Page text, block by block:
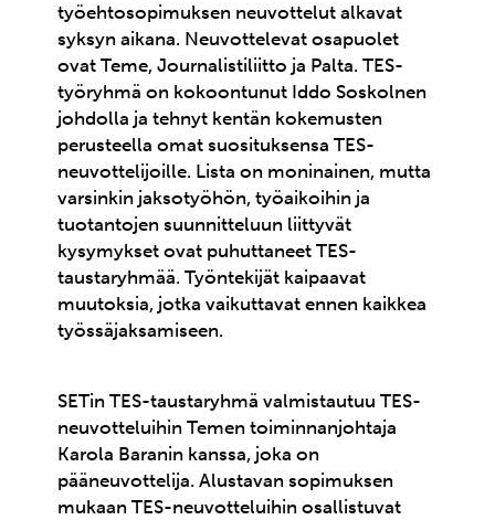
työehtosopimuksen neuvottelut alkavat
syksyn aikana. Neuvottelevat osapuolet
ovat Teme, Journalistiliitto ja Palta. TES-
työryhmä on kokoontunut Iddo Soskolnen
johdolla ja tehnyt kentän kokemusten
perusteella omat suosituksensa TES-
neuvottelijoille. Lista on moninainen, mutta
varsinkin jaksotyöhön, työaikoihin ja
tuotantojen suunnitteluun liittyvät
kysymykset ovat puhuttaneet TES-
taustaryhmää. Työntekijät kaipaavat
muutoksia, jotka vaikuttavat ennen kaikkea
työssäjaksamiseen.
SETin TES-taustaryhmä valmistautuu TES-
neuvotteluihin Temen toiminnanjohtaja
Karola Baranin kanssa, joka on
pääneuvottelija. Alustavan sopimuksen
mukaan TES-neuvotteluihin osallistuvat